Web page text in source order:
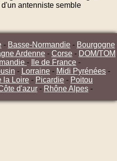
antenniste semble
- Basse-Normandie - Bourgogne
Ardenne - Corse - DOM/TOM
- Ile de France -
- Lorraine - Midi Pyrénées -
la Loire - Picardie - Poitou
d'azur - Rhône Alpes -